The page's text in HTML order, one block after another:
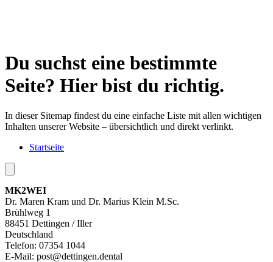
Du suchst eine bestimmte
Seite? Hier bist du richtig.
In dieser Sitemap findest du eine einfache Liste mit allen wichtigen
Inhalten unserer Website – übersichtlich und direkt verlinkt.
Startseite
MK2WEI
Dr. Maren Kram und Dr. Marius Klein M.Sc.
Brühlweg 1
88451 Dettingen / Iller
Deutschland
Telefon: 07354 1044
E-Mail: post@dettingen.dental